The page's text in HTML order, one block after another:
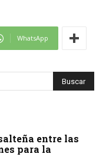
WhatsApp
entre las
para la